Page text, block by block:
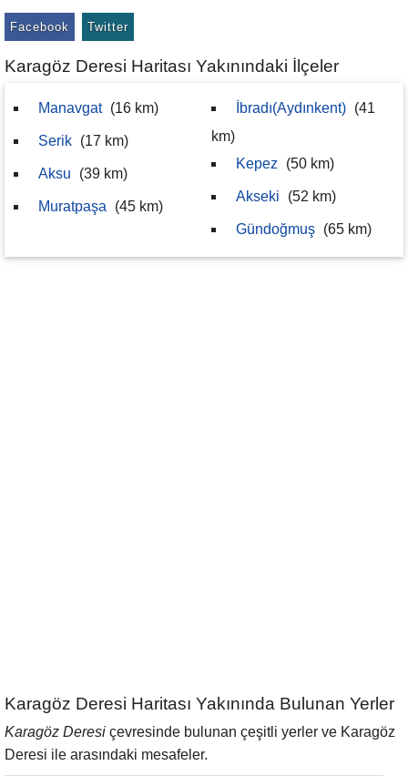
Facebook Twitter
Karagöz Deresi Haritası Yakınındaki İlçeler
Manavgat (16 km)
Serik (17 km)
Aksu (39 km)
Muratpaşa (45 km)
İbradı(Aydınkent) (41
km)
Kepez
(50 km)
Akseki (52 km)
Gündoğmuş (65 km)
Karagöz Deresi Haritası Yakınında Bulunan Yerler
Karagöz Deresi çevresinde bulunan çeşitli yerler ve Karagöz
Deresi ile arasındaki mesafeler.